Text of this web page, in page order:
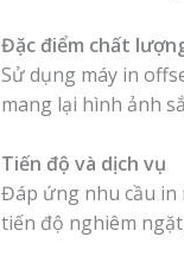
Đặc điểm chất
Sử dụng máy in
mang lại hình ảnh
Tiến độ và dịch vụ
Đáp ứng nhu cầu in
tiến độ nghiêm